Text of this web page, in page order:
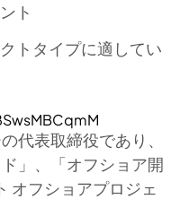
ト
トタイプに適してい
の代表取締役であり、
」、「オフショア開
オフショアプロジェ